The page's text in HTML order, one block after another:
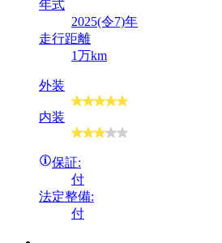
年式
2025(令7)年
走行距離
1万km
外装
内装
保証:
付
法定整備:
付